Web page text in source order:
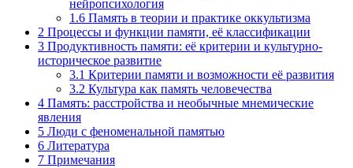
нейропсихология
1.6 Память в теории и практике оккультизма
2 Процессы и функции памяти, её классификации
3 Продуктивность памяти: её критерии и культурно-
историческое развитие
3.1 Критерии памяти и возможности её развития
3.2 Культура как память человечества
4 Память: расстройства и необычные мнемические
явления
5 Люди с феноменальной памятью
6 Литература
7 Примечания